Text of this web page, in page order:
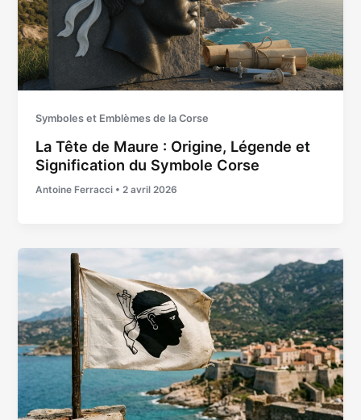
Symboles et Emblèmes de la Corse
La Tête de Maure : Origine, Légende et
Signification du Symbole Corse
Antoine Ferracci •2 avril 2026